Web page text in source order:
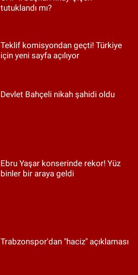
tutuklandı mı?
Teklif komisyondan geçti! Türkiye
için yeni sayfa açılıyor
Devlet Bahçeli nikah şahidi oldu
Ebru Yaşar konserinde rekor! Yüz
binler bir araya geldi
Trabzonspor'dan "haciz" açıklaması